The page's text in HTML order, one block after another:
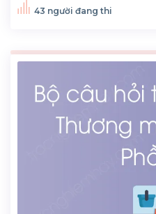
43 người đang thi